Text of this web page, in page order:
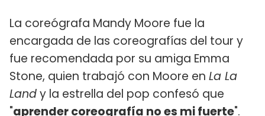
La coreógrafa Mandy Moore fue la
encargada de las coreografías del tour y
fue recomendada por su amiga Emma
Stone, quien trabajó con Moore en La La
Landy la estrella del pop confesó que
"aprender coreografía no es mi fuerte".